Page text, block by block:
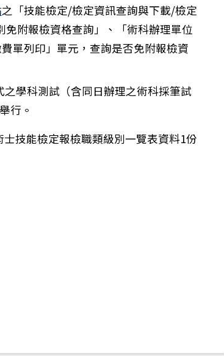
之「技能檢定/檢定資訊查詢與下載/檢定
附報檢資格查詢」、「術科辦理單位
單列印」單元，查詢是否免附報檢資
學科測試（含同日辦理之術科採筆試
行。
技能檢定報檢職類級別一覽表資料1份